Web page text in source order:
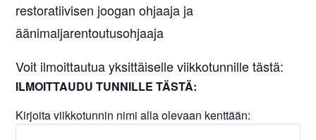
restoratiivisen joogan ohjaaja ja
äänimaljarentoutusohjaaja
Voit ilmoittautua yksittäiselle viikkotunnille tästä:
ILMOITTAUDU TUNNILLE TÄSTÄ:
Kirjoita viikkotunnin nimi alla olevaan kenttään: